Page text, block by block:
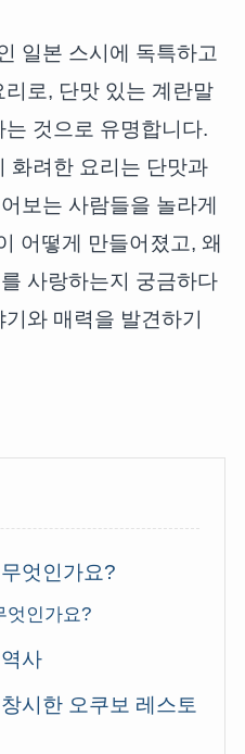
일본 스시에 독특하고
로, 단맛 있는 계란말
것으로 유명합니다.
화려한 요리는 단맛과
보는 사람들을 놀라게
어떻게 만들어졌고, 왜
사랑하는지 궁금하다
와 매력을 발견하기
엇인가요?
엇인가요?
사
시한 오쿠보 레스토